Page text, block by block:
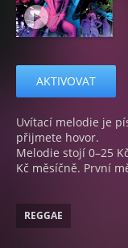
AKTIVOVAT
Uvítací melodie je
přijmete hovor.
Melodie stojí 0–25
Kč měsíčně. První
REGGAE